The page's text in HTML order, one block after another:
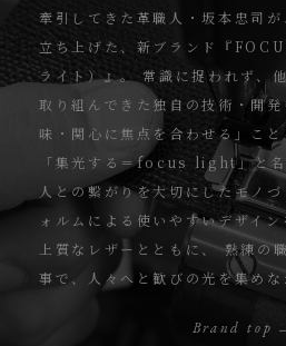
牽引してきた革職人・坂本忠司が
立ち上げた、新ブランド『
ライト）』。
常識に捉われず、
取り組んできた独自の技術・開発
味・関心に焦点を合わせる」こ
「集光する＝focus light」と名
人との繋がりを大切にしたモノ
ォルムによる使いやすいデザイ
上質なレザーとともに、熟練の
事で、人々へと歓びの光を集めな
Brand top